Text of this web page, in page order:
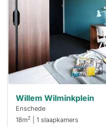
je hierbij!
Willem Wilminkplein
Enschede
18m2 | 1 slaapkamers